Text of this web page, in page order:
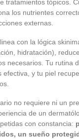
tratamientos tópicos.
los nutrientes
externas.
con la lógica
hidratación),
necesarios. Tu rutina
efectiva, y tu piel
no requiere ni un
de un
con constancia:
un sueño